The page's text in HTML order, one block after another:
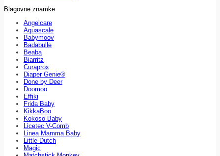
Blagovne znamke
Angelcare
Aquascale
Babymoov
Badabulle
Beaba
Biarritz
Curaprox
Diaper Genie®
Done by Deer
Doomoo
Effiki
Frida Baby
KikkaBoo
Kokoso Baby
Licetec V-Comb
Linea Mamma Baby
Little Dutch
Magic